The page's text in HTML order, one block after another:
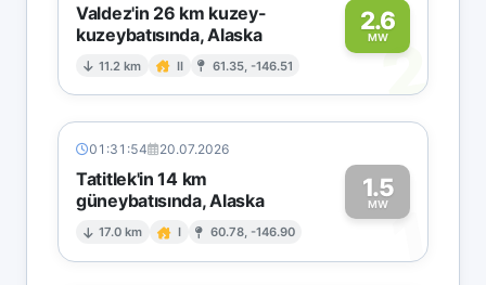
Valdez'in 26 km kuzey-
kuzeybatısında, Alaska
11.2 km II 61.35, -146.51
2.6
MW2
01:31:54 20.07.2026
Tatitlek'in 14 km
güneybatısında, Alaska
17.0 km I 60.78, -146.90
1.5
MW1